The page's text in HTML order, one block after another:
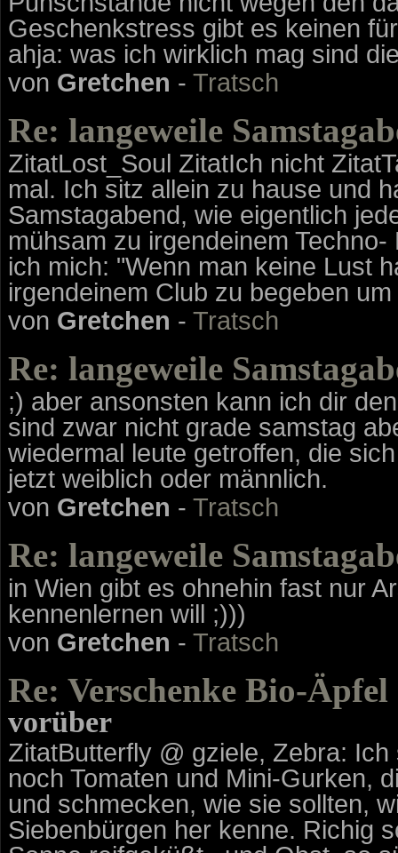
Geschenkstress gibt es keinen
ahja: was ich wirklich mag sind
von Gretchen - Tratsch
Re: langeweile
ZitatLost_Soul ZitatIch nicht
mal. Ich sitz allein zu hause und
Samstagabend, wie eigentlich
mühsam zu irgendeinem
ich mich: "Wenn man keine Lust
irgendeinem Club zu begeben
von Gretchen - Tratsch
Re: langeweile
;) aber ansonsten kann ich dir
sind zwar nicht grade samstag
wiedermal leute getroffen, die
jetzt weiblich oder männlich.
von Gretchen - Tratsch
Re: langeweile
in Wien gibt es ohnehin fast nur
kennenlernen will ;)))
von Gretchen - Tratsch
Re: Verschenke Bio-
vorüber
ZitatButterfly @ gziele, Zebra:
noch Tomaten und Mini-Gurken,
und schmecken, wie sie sollten,
Siebenbürgen her kenne. Richig